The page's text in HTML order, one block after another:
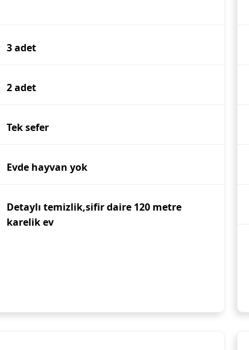
3 adet
2 adet
Tek sefer
Evde hayvan yok
Detaylı temizlik,sifir daire 120 metre
karelik ev